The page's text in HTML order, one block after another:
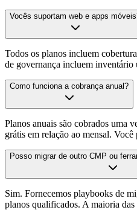
Vocês suportam web e apps
Todos os planos incluem
de governança incluem inventário
Como funciona a cobrança anual?
Planos anuais são cobrados uma
grátis em relação ao mensal.
Posso migrar de outro CMP ou
Sim. Fornecemos playbooks de
planos qualificados. A maioria das